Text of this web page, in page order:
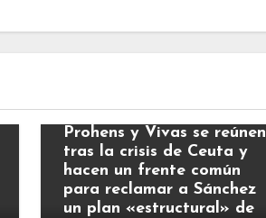
Prohens y Vivas se reúnen
tras la crisis de Ceuta y
hacen un frente común
para reclamar a Sánchez
un plan «estructural» de